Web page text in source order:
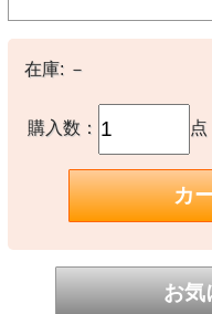
New Era®は米国で1920年
ポーツ・ライフスタイルブラ
ランド、アーティストとの
テゴリーの商品を生み続け
域でも高い支持を受けていま
代表的なモデルの59FIFTY®
ェアから、アパレル、バッ
を展開しています。
【素材】
在庫: －
購入数： 点